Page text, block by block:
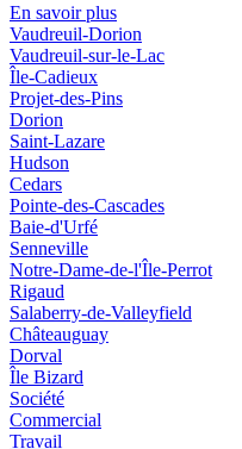
En savoir plus
Vaudreuil-Dorion
Vaudreuil-sur-le-Lac
Île-Cadieux
Projet-des-Pins
Dorion
Saint-Lazare
Hudson
Cedars
Pointe-des-Cascades
Baie-d'Urfé
Senneville
Notre-Dame-de-l'Île-Perrot
Rigaud
Salaberry-de-Valleyfield
Châteauguay
Dorval
Île Bizard
Société
Commercial
Travail